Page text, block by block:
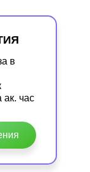
в
ак. час